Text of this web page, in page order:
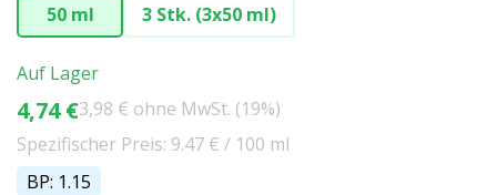
50 ml 3 Stk. (3x50 ml)
Auf Lager
4,74 €3,98 € ohne MwSt. (19%)
Spezifischer Preis: 9.47 € / 100 ml
BP: 1.15